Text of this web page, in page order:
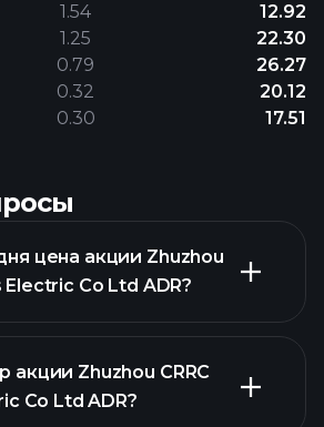
1.54
12.92
1.25
22.30
0.79
26.27
0.32
20.12
0.30 17.51
цена акции Zhuzhou
Electric Co Ltd ADR?
акции Zhuzhou CRRC
Co Ltd ADR?